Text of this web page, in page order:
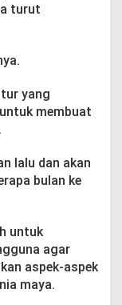
turut
yang
membuat
lalu dan akan
bulan ke
untuk
agar
aspek-aspek
maya.